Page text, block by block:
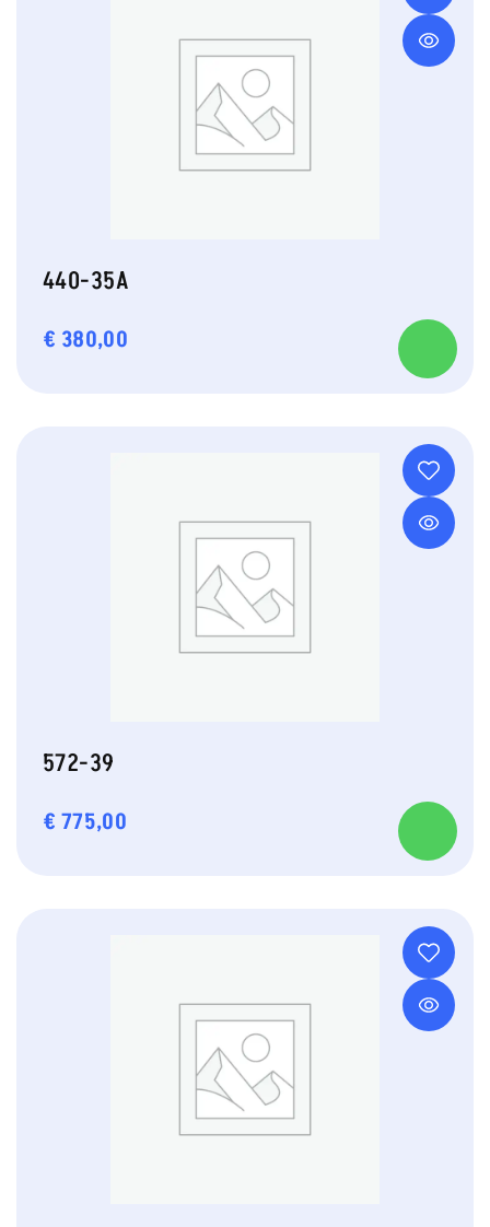
440-35A
€ 380,00
572-39
€ 775,00